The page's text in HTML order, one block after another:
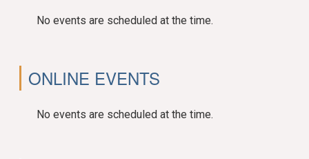
No events are scheduled at the time.
ONLINE EVENTS
No events are scheduled at the time.